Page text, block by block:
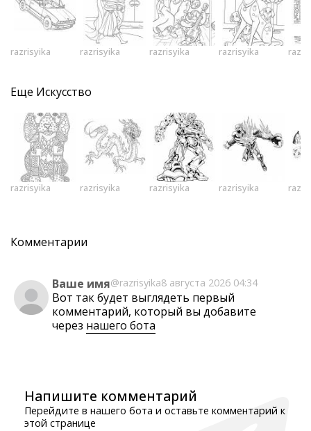
razrisyika razrisyika razrisyika razrisyika
Еще Искусство
razrisyika razrisyika razrisyika razrisyika
Комментарии
Ваше имя@razrisyika8 августа 2026 04:34
Вот так будет выглядеть первый
комментарий, который вы добавите
через нашего бота
Напишите комментарий
Перейдите в нашего бота и оставьте комментарий к
этой странице